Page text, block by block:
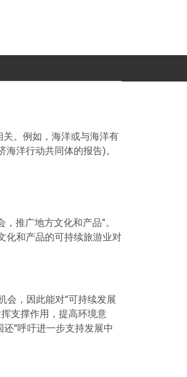
。例如，海洋或与海洋有
洋行动共同体的报告)。
，推广地方文化和产品”。
化和产品的可持续旅游业对
会，因此能对“可持续发展
支撑作用，提高环境意
还“呼吁进一步支持发展中